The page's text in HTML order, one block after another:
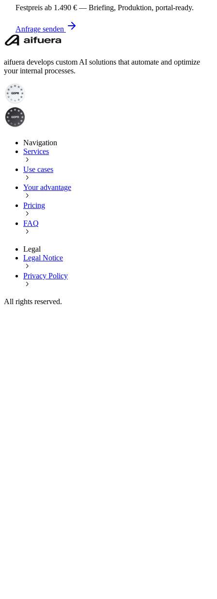
Festpreis ab 1.490 € — Briefing, Produktion, portal-ready.
Anfrage senden
aifuera develops custom AI solutions that automate and optimize
your internal processes.
Navigation
Services
Use cases
Your advantage
Pricing
FAQ
Legal
Legal Notice
Privacy Policy
All rights reserved.